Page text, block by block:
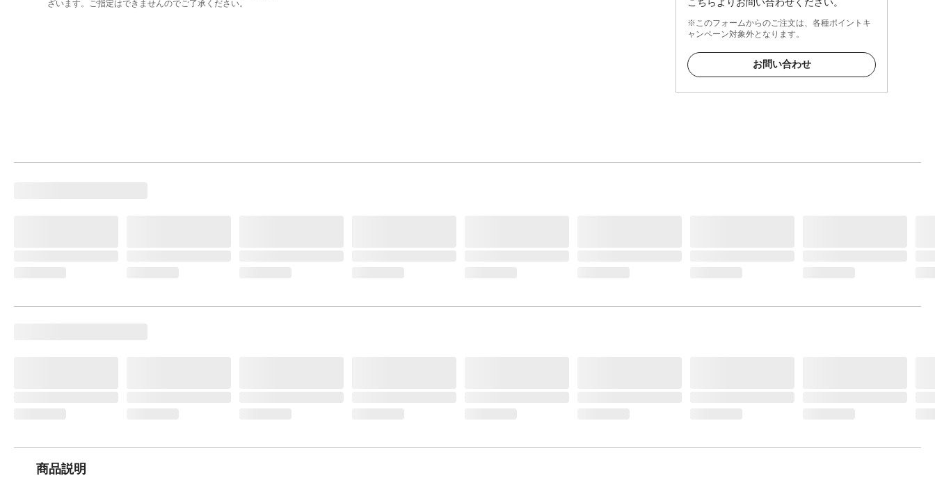
ざいます。ご指定はできませんのでご了承ください。
※このフォームからのご注文は、各種ポイントキ
ャンペーン対象外となります。
お問い合わせ
商品説明